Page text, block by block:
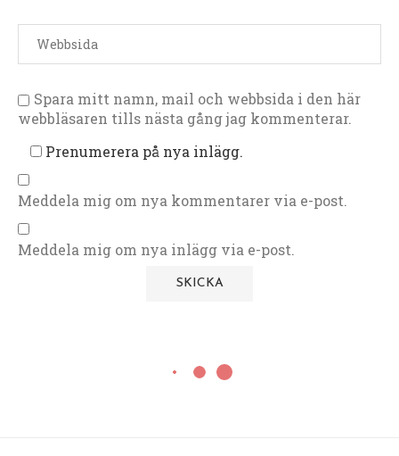
Spara mitt namn, mail och webbsida i den här
webbläsaren tills nästa gång jag kommenterar.
Prenumerera på nya inlägg.
Meddela mig om nya kommentarer via e-post.
Meddela mig om nya inlägg via e-post.